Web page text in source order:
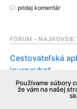
pridaj komentár
FÓRUM – NAJNOVŠIE
Cestovateľská
journeybot
PROSIM
Zmizely mi
Používame súbory
že vám na našej